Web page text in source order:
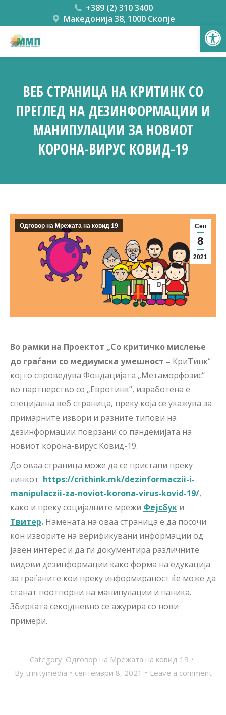
+389 (2) 310 3400
Македонија 38, 1000 Скопје
ВЕБ СТРАНИЦА НА КРИТИНК СО
ПРЕГЛЕД НА ДЕЗИНФОРМАЦИИ И
МАНИПУЛАЦИИ ЗА НОВИОТ
КОРОНА-ВИРУС КОВИД-19
Сеп
8
2021
Одговор на Мрежата на ковид 19
Во рамки на Проектот „Со критичко мислење
до граѓани со медиумска умешност – КриТинк“
кој го спроведува Фондацијата „Метаморфозис“
во партнерство со „Евротинк“, изработена е
специјална веб страница, преку која се укажува за
примарните извори и разните типови на
дезинформации поврзани со пандемијата на
новиот корона-вирус Ковид-19.
До оваа страница може да се пристапи преку
линкот https://crithink.mk/dezinformaczii-i-
manipulaczii-za-noviot-korona-virus-kovid-19/,
како и преку социјалните мрежи Фејсбук и
Твитер. Намената на оваа страница е да посочи
кон изворите на верификувани информации од
јавен интерес и да ги документира различните
видови дезинформации како форма на едукација
за граѓаните кои преку информираност ќе може да
станат поотпорни на манипулации и паника.
Збирката секојдневно се ажурира со нови
примери.
Category: Одговор на Мрежата на ковид 19
By trinitymedia септември 8, 2021 Leave a comment